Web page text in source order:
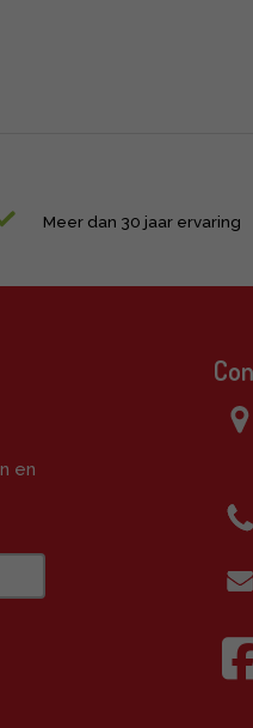
Meer dan 30 jaar ervaring
en